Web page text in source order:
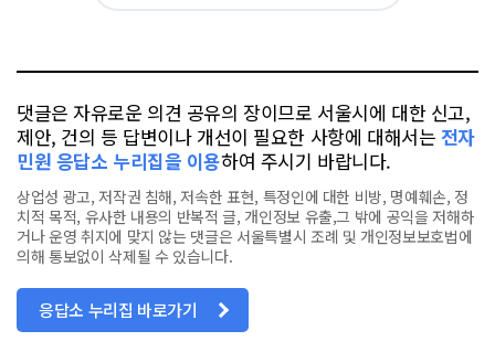
댓글은 자유로운 의견 공유의 장이므로 서울시에 대한 신고,
제안, 건의 등 답변이나 개선이 필요한 사항에 대해서는 전자
민원 응답소 누리집을 이용하여 주시기 바랍니다.
상업성 광고, 저작권 침해, 저속한 표현, 특정인에 대한 비방, 명예훼손, 정
치적 목적, 유사한 내용의 반복적 글, 개인정보 유출,그 밖에 공익을 저해하
거나 운영 취지에 맞지 않는 댓글은 서울특별시 조례 및 개인정보보호법에
의해 통보없이 삭제될 수 있습니다.
응답소 누리집 바로가기